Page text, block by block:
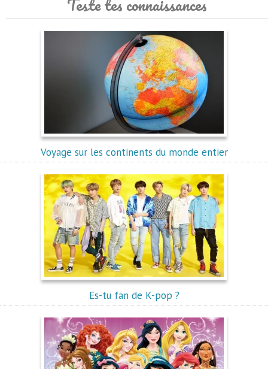
Voyage sur les continents du monde entier
Es-tu fan de K-pop ?